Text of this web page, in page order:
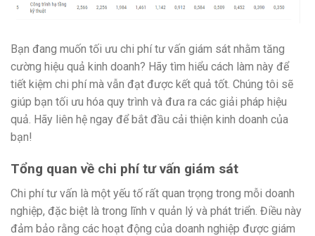
Bạn đang muốn tối ưu chi phí tư vấn giám sát nhằm tăng
cường hiệu quả kinh doanh? Hãy tìm hiểu cách làm này để
tiết kiệm chi phí mà vẫn đạt được kết quả tốt. Chúng tôi sẽ
giúp bạn tối ưu hóa quy trình và đưa ra các giải pháp hiệu
quả. Hãy liên hệ ngay để bắt đầu cải thiện kinh doanh của
bạn!
Tổng quan về chi phí tư vấn giám sát
Chi phí tư vấn là một yếu tố rất quan trọng trong mỗi doanh
nghiệp, đặc biệt là trong lĩnh v quản lý và phát triển. Điều này
đảm bảo rằng các hoạt động của doanh nghiệp được giám